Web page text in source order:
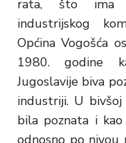
rata, što ima
industrijskog
Općina Vogošća
1980. godine
Jugoslavije biva
industriji. U bivšoj
bila poznata i
odnosno po nivou